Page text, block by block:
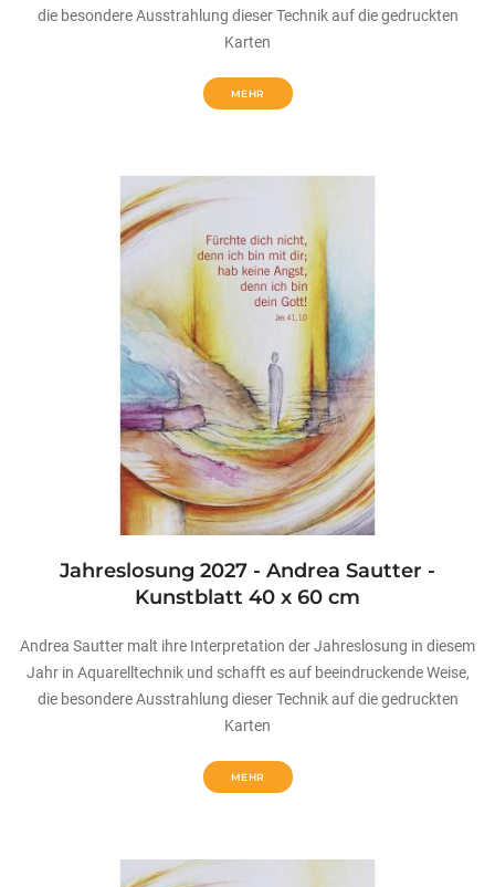
die besondere Ausstrahlung dieser Technik auf die gedruckten
Karten
MEHR
Jahreslosung 2027 - Andrea Sautter -
Kunstblatt 40 x 60 cm
Andrea Sautter malt ihre Interpretation der Jahreslosung in diesem
Jahr in Aquarelltechnik und schafft es auf beeindruckende Weise,
die besondere Ausstrahlung dieser Technik auf die gedruckten
Karten
MEHR